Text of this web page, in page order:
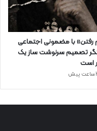
رفتن» با مضمونی اجتماعی
تصمیم سرنوشت ساز یک
است